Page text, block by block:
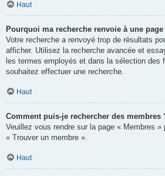
Haut
Pourquoi ma recherche renvoie à une
Votre recherche a renvoyé trop de résultats
afficher. Utilisez la recherche avancée et
les termes employés et dans la sélection des
souhaitez effectuer une recherche.
Haut
Comment puis-je rechercher des membres
Veuillez vous rendre sur la page « Membres
« Trouver un membre ».
Haut